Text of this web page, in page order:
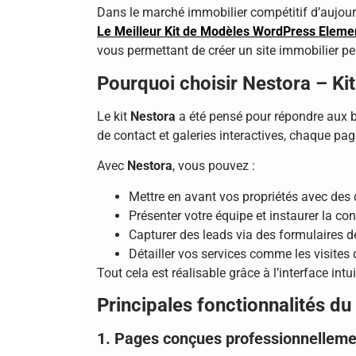
Dans le marché immobilier compétitif
Le Meilleur Kit de Modèles WordPress
vous permettant de créer un site immobilier
Pourquoi choisir Nestora –
Le kit Nestora a été pensé pour répondre aux
de contact et galeries interactives, chaque
Avec Nestora, vous pouvez :
Mettre en avant vos propriétés avec
Présenter votre équipe et instaurer la
Capturer des leads via des formulaires
Détailler vos services comme les visites
Tout cela est réalisable grâce à l’interface
Principales fonctionnalités
1. Pages conçues